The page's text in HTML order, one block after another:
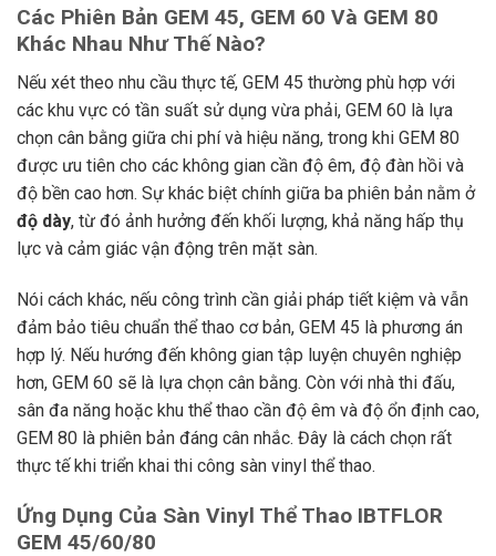
Các Phiên Bản GEM 45, GEM 60 Và GEM 80
Khác Nhau Như Thế Nào?
Nếu xét theo nhu cầu thực tế, GEM 45 thường phù hợp với
các khu vực có tần suất sử dụng vừa phải, GEM 60 là lựa
chọn cân bằng giữa chi phí và hiệu năng, trong khi GEM 80
được ưu tiên cho các không gian cần độ êm, độ đàn hồi và
độ bền cao hơn. Sự khác biệt chính giữa ba phiên bản nằm ở
độ dày, từ đó ảnh hưởng đến khối lượng, khả năng hấp thụ
lực và cảm giác vận động trên mặt sàn.
Nói cách khác, nếu công trình cần giải pháp tiết kiệm và vẫn
đảm bảo tiêu chuẩn thể thao cơ bản, GEM 45 là phương án
hợp lý. Nếu hướng đến không gian tập luyện chuyên nghiệp
hơn, GEM 60 sẽ là lựa chọn cân bằng. Còn với nhà thi đấu,
sân đa năng hoặc khu thể thao cần độ êm và độ ổn định cao,
GEM 80 là phiên bản đáng cân nhắc. Đây là cách chọn rất
thực tế khi triển khai thi công sàn vinyl thể thao.
Ứng Dụng Của Sàn Vinyl Thể Thao IBTFLOR
GEM 45/60/80